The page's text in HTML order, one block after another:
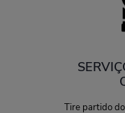
Tire partido